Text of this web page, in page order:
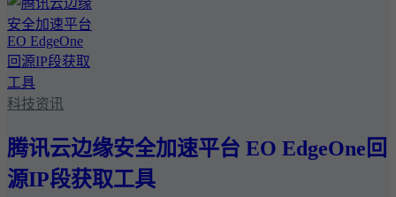
科技资讯
腾讯云边缘安全加速平台 EO EdgeOne回
源IP段获取工具